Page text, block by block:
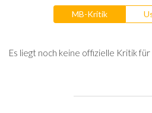
MB-Kritik
Es liegt noch keine offizielle Kritik für